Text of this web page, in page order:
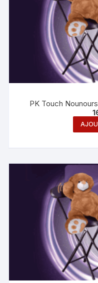
PK Touch